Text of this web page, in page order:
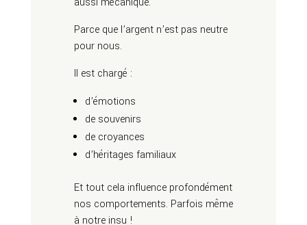
Parce que l’argent n’est pas neutre
pour nous.
Il est chargé :
d’émotions
de souvenirs
de croyances
d’héritages familiaux
Et tout cela influence profondément
nos comportements. Parfois même
à notre insu !